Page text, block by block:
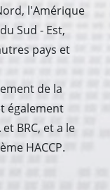
l'Amérique
Sud - Est,
pays et
de la
également
BRC, et a le
HACCP.